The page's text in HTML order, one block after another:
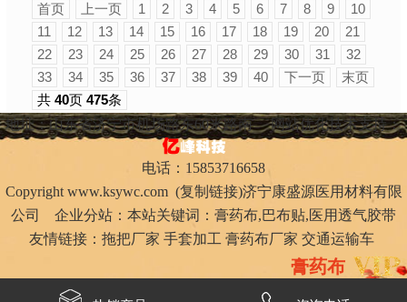
首页 上一页 1 2 3 4 5 6 7 8 9
10
11
12 13 14 15 16 17 18 19 20
21
22
23 24 25 26 27 28 29 30 31
32
33
34 35 36 37 38 39 40 下一页
末页
共 40页 475条
地址：山东省济宁市机场路东60米路南
网站优化技术支持：
电话：15853716658
Copyright www.ksywc.com(复制链接)济宁康盛源医用材料有限
公司 企业分站：本站关键词： 膏药布,巴布贴,医用透气胶带
友情链接： 拖把厂家 手套加工 膏药布厂家 交通运输车
膏药布